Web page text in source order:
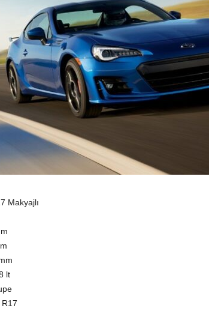
n
i
k
B
g
Makyajlı
lt